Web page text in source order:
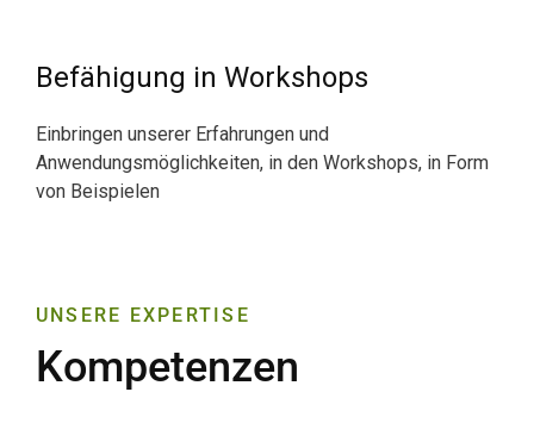
Befähigung in Workshops
Einbringen unserer Erfahrungen und
Anwendungsmöglichkeiten, in den Workshops, in Form
von Beispielen
UNSERE EXPERTISE
Kompetenzen